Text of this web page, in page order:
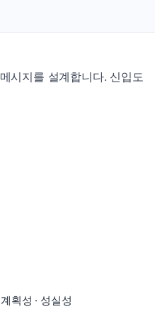
시지를 설계합니다. 신입도
획성 · 성실성